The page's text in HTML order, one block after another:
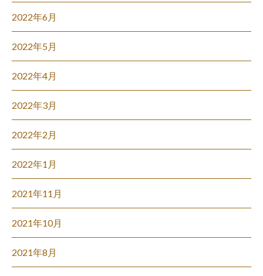
2022年6月
2022年5月
2022年4月
2022年3月
2022年2月
2022年1月
2021年11月
2021年10月
2021年8月